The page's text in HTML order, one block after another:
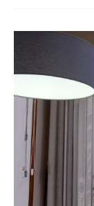
en
el
textil
del
hogar